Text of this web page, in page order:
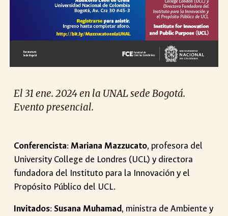
El 31 ene. 2024 en la UNAL sede Bogotá.
Evento presencial.
Conferencista:Mariana Mazzucato, profesora del
University College de Londres (UCL) y directora
fundadora del Instituto para la Innovación y el
Propósito Público del UCL.
Invitados:Susana Muhamad, ministra de Ambiente y